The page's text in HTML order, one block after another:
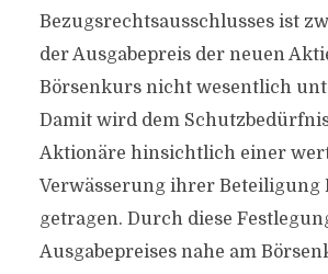
Bezugsrechtsausschlusses ist
der Ausgabepreis der neuen
Börsenkurs nicht wesentlich
Damit wird dem
Aktionäre hinsichtlich einer
Verwässerung ihrer Beteiligung
getragen. Durch diese
Ausgabepreises nahe am